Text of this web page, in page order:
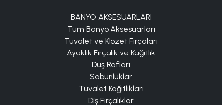
BANYO AKSESUARLARI
Tüm Banyo Aksesuarları
Tuvalet ve Klozet Fırçaları
Ayaklık Fırçalık ve Kağıtlık
Duş Rafları
Sabunluklar
Tuvalet Kağıtlıkları
Diş Fırçalıklar